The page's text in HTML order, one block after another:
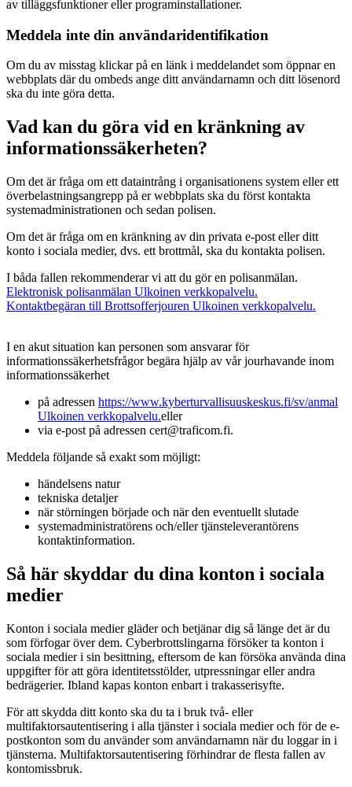
av tilläggsfunktioner eller programinstallationer.
Meddela inte din användaridentifikation
Om du av misstag klickar på en länk i meddelandet som öppnar en
webbplats där du ombeds ange ditt användarnamn och ditt lösenord
ska du inte göra detta.
Vad kan du göra vid en kränkning av
informationssäkerheten?
Om det är fråga om ett dataintrång i organisationens system eller ett
överbelastningsangrepp på er webbplats ska du först kontakta
systemadministrationen och sedan polisen.
Om det är fråga om en kränkning av din privata e-post eller ditt
konto i sociala medier, dvs. ett brottmål, ska du kontakta polisen.
I båda fallen rekommenderar vi att du gör en polisanmälan.
Elektronisk polisanmälan Ulkoinen verkkopalvelu.
Kontaktbegäran till Brottsofferjouren Ulkoinen verkkopalvelu.
I en akut situation kan personen som ansvarar för
informationssäkerhetsfrågor begära hjälp av vår jourhavande inom
informationssäkerhet
på adressen https://www.kyberturvallisuuskeskus.fi/sv/anmal
Ulkoinen verkkopalvelu.eller
via e-post på adressen cert@traficom.fi.
Meddela följande så exakt som möjligt:
händelsens natur
tekniska detaljer
när störningen började och när den eventuellt slutade
systemadministratörens och/eller tjänsteleverantörens
kontaktinformation.
Så här skyddar du dina konton i sociala
medier
Konton i sociala medier gläder och betjänar dig så länge det är du
som förfogar över dem. Cyberbrottslingarna försöker ta konton i
sociala medier i sin besittning, eftersom de kan försöka använda dina
uppgifter för att göra identitetsstölder, utpressningar eller andra
bedrägerier. Ibland kapas konton enbart i trakasserisyfte.
För att skydda ditt konto ska du ta i bruk två- eller
multifaktorsautentisering i alla tjänster i sociala medier och för de e-
postkonton som du använder som användarnamn när du loggar in i
tjänsterna. Multifaktorsautentisering förhindrar de flesta fallen av
kontomissbruk.